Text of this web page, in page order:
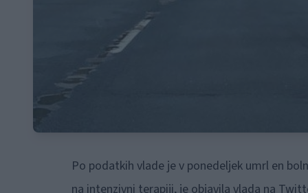
Po podatkih vlade je v ponedeljek umrl en
na intenzivni terapiji, je objavila vlada na